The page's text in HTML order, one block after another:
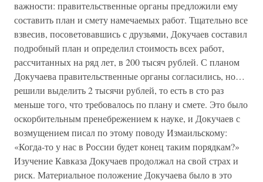
важности: правительственные органы предложили ему
составить план и смету намечаемых работ. Тщательно все
взвесив, посоветовавшись с друзьями, Докучаев составил
подробный план и определил стоимость всех работ,
рассчитанных на ряд лет, в 200 тысяч рублей. С планом
Докучаева правительственные органы согласились, но…
решили выделить 2 тысячи рублей, то есть в сто раз
меньше того, что требовалось по плану и смете. Это было
оскорбительным пренебрежением к науке, и Докучаев с
возмущением писал по этому поводу Измаильскому:
«Когда-то у нас в России будет конец таким порядкам?»
Изучение Кавказа Докучаев продолжал на свой страх и
риск. Материальное положение Докучаева было в это